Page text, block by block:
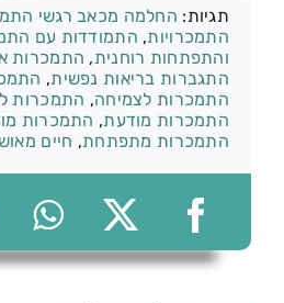
צור קשר
074-7361656
תגיות: החלמה מכאב רגשי
התמכרויות, התמודדות עם
והתפתחות רוחנית, התמכרות
התגברות בריאות נפשית,
התמכרות לצמיחה, התמכרות
התמכרות מודעת, התמכרות
התמכרות מתפתחת, חיים